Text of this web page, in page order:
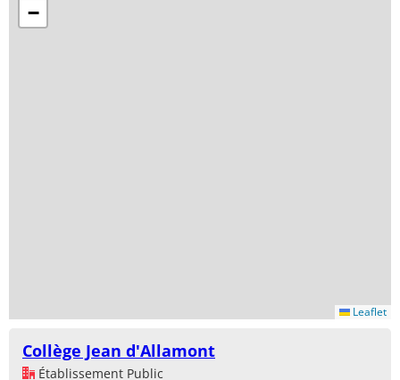
−
Leaflet
Collège Jean d'Allamont
Établissement Public